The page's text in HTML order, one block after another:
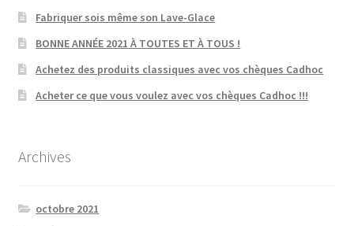
Fabriquer sois même son Lave-Glace
BONNE ANNÉE 2021 À TOUTES ET À TOUS !
Achetez des produits classiques avec vos chèques Cadhoc
Acheter ce que vous voulez avec vos chèques Cadhoc !!!
Archives
octobre 2021